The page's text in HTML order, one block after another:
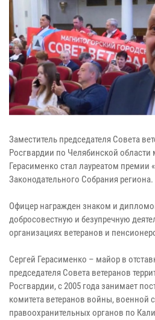
Заместитель председателя Совета
Росгвардии по Челябинской области
Герасименко стал лауреатом премии
Законодательного Собрания региона.
Офицер награжден знаком и
добросовестную и безупречную
организациях ветеранов и
Сергей Герасименко – майор в
председателя Совета ветеранов
Росгвардии, с 2005 года занимает
комитета ветеранов войны, военной
правоохранительных органов по